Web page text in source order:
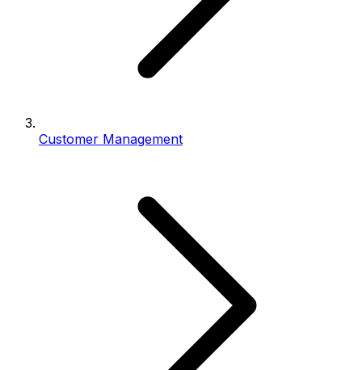
Customer Management